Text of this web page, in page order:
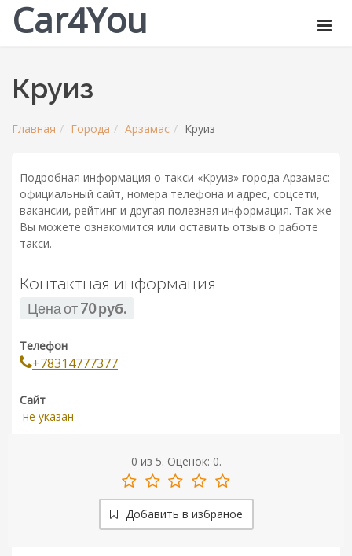
Car4You
Круиз
Главная Города Арзамас Круиз
Подробная информация о такси «Круиз» города Арзамас:
официальный сайт, номера телефона и адрес, соцсети,
вакансии, рейтинг и другая полезная информация. Так же
Вы можете ознакомится или оставить отзыв о работе
такси.
Контактная информация
Цена от70 руб.
Телефон
+78314777377
Сайт
не указан
0 из 5. Оценок: 0.
Добавить в избраное